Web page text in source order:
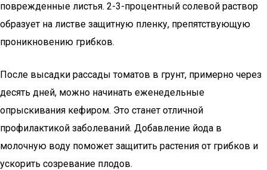
поврежденные листья. 2-3-процентный солевой раствор
образует на листве защитную пленку, препятствующую
проникновению грибков.
После высадки рассады томатов в грунт, примерно через
десять дней, можно начинать еженедельные
опрыскивания кефиром. Это станет отличной
профилактикой заболеваний. Добавление йода в
молочную воду поможет защитить растения от грибков и
ускорить созревание плодов.